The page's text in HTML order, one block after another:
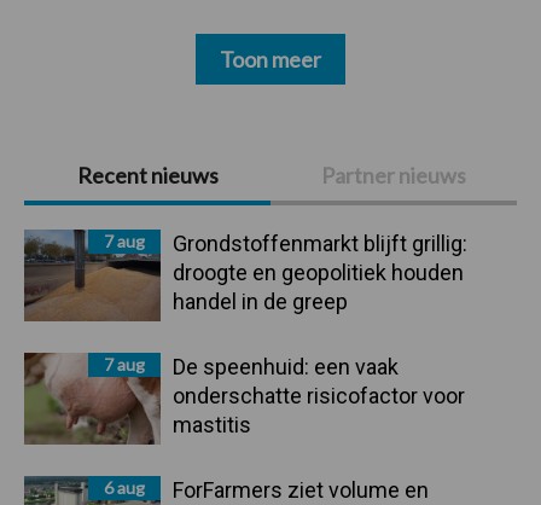
Primaire
Sidebar
Recent nieuws Partner nieuws
7 aug
Grondstoffenmarkt blijft grillig:
droogte en geopolitiek houden
handel in de greep
7 aug
De speenhuid: een vaak
onderschatte risicofactor voor
mastitis
6 aug
ForFarmers ziet volume en
Toon meer